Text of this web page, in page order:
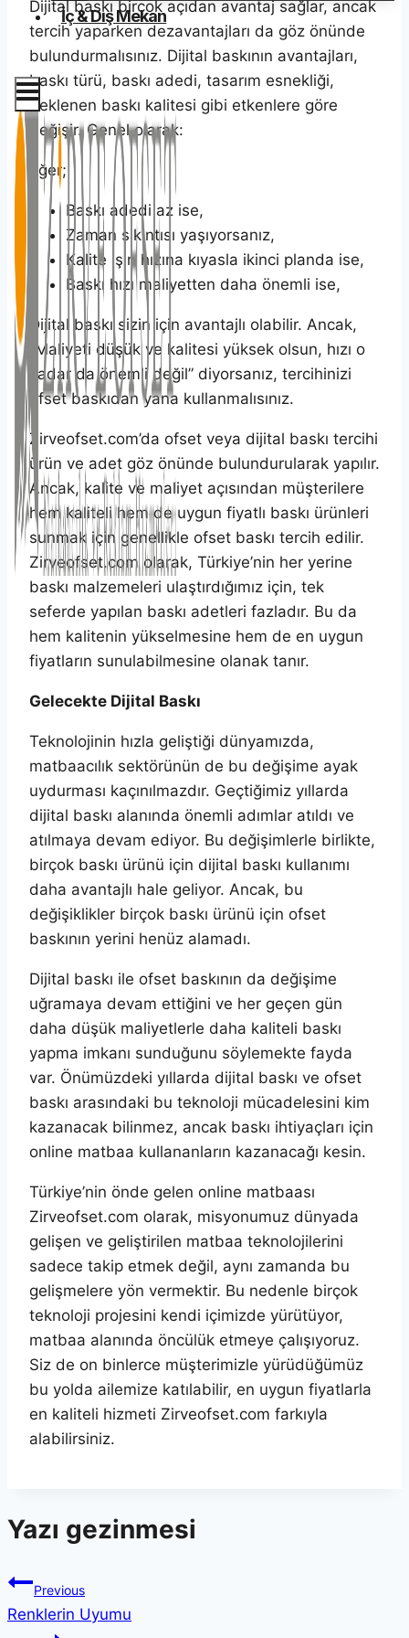
İç & Dış Mekan
Dijital baskı birçok açıdan avantaj sağlar, ancak
tercih yaparken dezavantajları da göz önünde
bulundurmalısınız. Dijital baskının avantajları,
baskı türü, baskı adedi, tasarım esnekliği,
beklenen baskı kalitesi gibi etkenlere göre
değişir. Genel olarak:
Eğer;
Baskı adedi az ise,
Zaman sıkıntısı yaşıyorsanız,
Kalite işin hızına kıyasla ikinci planda ise,
Baskı hızı maliyetten daha önemli ise,
Dijital baskı sizin için avantajlı olabilir. Ancak,
“Maliyeti düşük ve kalitesi yüksek olsun, hızı o
kadar da önemli değil” diyorsanız, tercihinizi
ofset baskıdan yana kullanmalısınız.
Zirveofset.com’da ofset veya dijital baskı tercihi
ürün ve adet göz önünde bulundurularak yapılır.
Ancak, kalite ve maliyet açısından müşterilere
hem kaliteli hem de uygun fiyatlı baskı ürünleri
sunmak için genellikle ofset baskı tercih edilir.
Zirveofset.com olarak, Türkiye’nin her yerine
baskı malzemeleri ulaştırdığımız için, tek
seferde yapılan baskı adetleri fazladır. Bu da
hem kalitenin yükselmesine hem de en uygun
fiyatların sunulabilmesine olanak tanır.
Gelecekte Dijital Baskı
Teknolojinin hızla geliştiği dünyamızda,
matbaacılık sektörünün de bu değişime ayak
uydurması kaçınılmazdır. Geçtiğimiz yıllarda
dijital baskı alanında önemli adımlar atıldı ve
atılmaya devam ediyor. Bu değişimlerle birlikte,
birçok baskı ürünü için dijital baskı kullanımı
daha avantajlı hale geliyor. Ancak, bu
değişiklikler birçok baskı ürünü için ofset
baskının yerini henüz alamadı.
Dijital baskı ile ofset baskının da değişime
uğramaya devam ettiğini ve her geçen gün
daha düşük maliyetlerle daha kaliteli baskı
yapma imkanı sunduğunu söylemekte fayda
var. Önümüzdeki yıllarda dijital baskı ve ofset
baskı arasındaki bu teknoloji mücadelesini kim
kazanacak bilinmez, ancak baskı ihtiyaçları için
online matbaa kullananların kazanacağı kesin.
Türkiye’nin önde gelen online matbaası
Zirveofset.com olarak, misyonumuz dünyada
gelişen ve geliştirilen matbaa teknolojilerini
sadece takip etmek değil, aynı zamanda bu
gelişmelere yön vermektir. Bu nedenle birçok
teknoloji projesini kendi içimizde yürütüyor,
matbaa alanında öncülük etmeye çalışıyoruz.
Siz de on binlerce müşterimizle yürüdüğümüz
bu yolda ailemize katılabilir, en uygun fiyatlarla
en kaliteli hizmeti Zirveofset.com farkıyla
alabilirsiniz.
Yazı gezinmesi
Previous
Renklerin Uyumu